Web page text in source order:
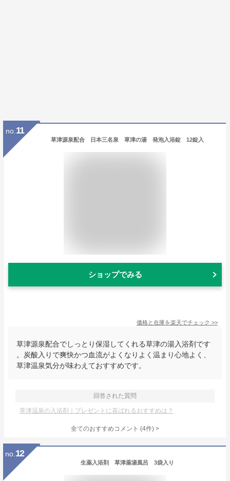
no. 11
草津源泉配合 日本三名泉 草津の湯 発泡入浴錠 12錠入
ショップでみる
価格と在庫を楽天でチェック >>
草津源泉配合でしっとり保湿してくれる草津の湯入浴剤です
。炭酸入りで爽快かつ血流がよくなりよく温まり心地よく、
草津温泉気分が味わえておすすめです。
回答された質問
草津温泉の入浴剤｜プレゼントに喜ばれるおすすめは？
全てのおすすめコメント (4件) >
no. 12
生薬入浴剤 草津薬湯風呂 3袋入り